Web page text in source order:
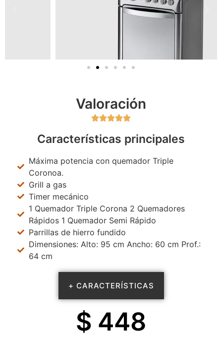
Valoración

Características principales
Máxima potencia con quemador Triple
Coronoa.
Grill a gas
Timer mecánico
1 Quemador Triple Corona 2 Quemadores
Rápidos 1 Quemador Semi Rápido
Parrillas de hierro fundido
Dimensiones: Alto: 95 cm Ancho: 60 cm Prof.:
64 cm
+ CARACTERÍSTICAS
$ 448